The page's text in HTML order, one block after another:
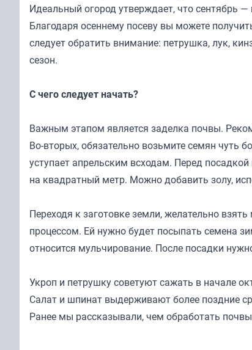
Идеальный огородутверждает, что сентябрь
Благодаря осеннему посеву вы можете
следует обратить внимание: петрушка, лук,
сезон.
С чего следует начать?
Важным этапом является заделка почвы.
Во-вторых, обязательно возьмите семян чуть
уступает апрельским всходам. Перед
на квадратный метр. Можно добавить золу,
Переходя к заготовке земли, желательно
процессом. Ей нужно будет посыпать семена
относится мульчирование. После посадки
Укроп и петрушку советуют сажать в начале
Салат и шпинат выдерживают более поздние
Ранее мы рассказывали, чем обработать